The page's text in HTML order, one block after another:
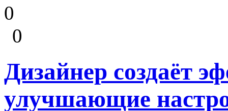
0
0
Дизайнер создаёт
улучшающие